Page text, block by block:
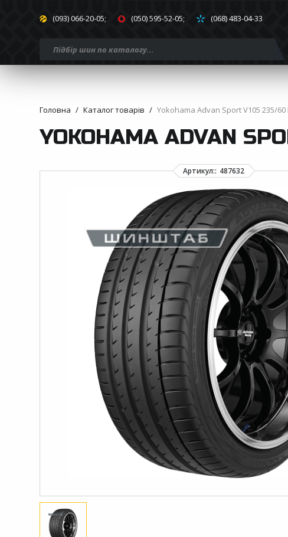
(093) 066-20-05; (050) 595-52-05; (068) 483-04-33
Головна Каталог товарів Yokohama Advan Sport V105 235/60
YOKOHAMA ADVAN